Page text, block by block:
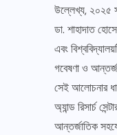
উল্লেখ্য, ২০২৫
ডা. শাহাদাত
এবং
গবেষণা ও
সেই আলোচনার
অ্যান্ড রিসার্চ
আন্তর্জাতিক